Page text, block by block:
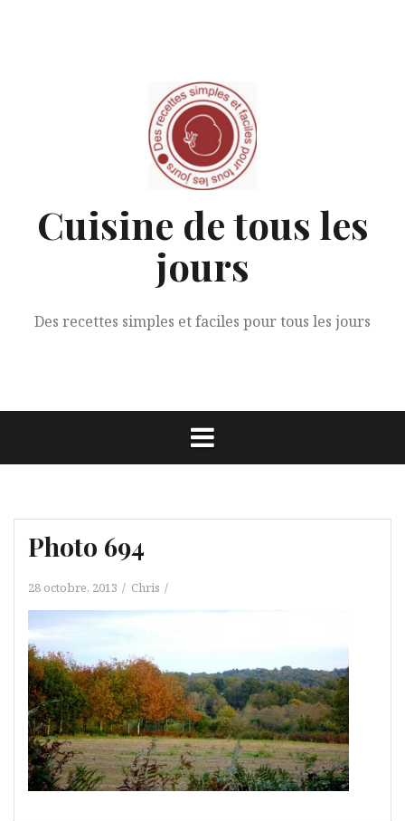
Cuisine de tous les
jours
Des recettes simples et faciles pour tous les jours
Photo 694
28 octobre, 2013 Chris